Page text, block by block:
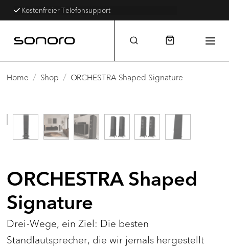
Kostenfreier Telefonsupport
Home / Shop / ORCHESTRA Shaped Signature
ORCHESTRA Shaped
Signature
Drei-Wege, ein Ziel: Die besten
Standlautsprecher, die wir jemals hergestellt